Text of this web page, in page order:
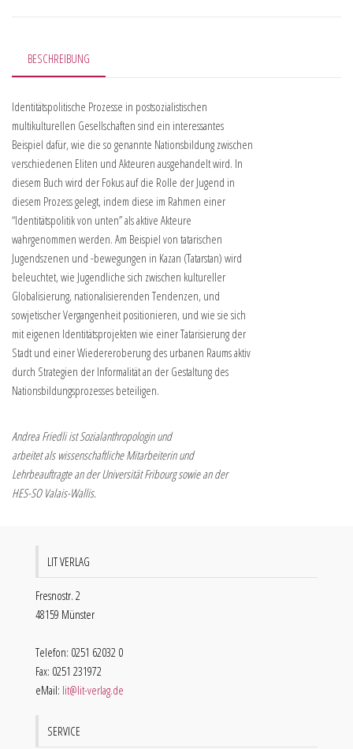
BESCHREIBUNG
Identitätspolitische Prozesse in postsozialistischen
multikulturellen Gesellschaften sind ein interessantes
Beispiel dafür, wie die so genannte Nationsbildung zwischen
verschiedenen Eliten und Akteuren ausgehandelt wird. In
diesem Buch wird der Fokus auf die Rolle der Jugend in
diesem Prozess gelegt, indem diese im Rahmen einer
“Identitätspolitik von unten” als aktive Akteure
wahrgenommen werden. Am Beispiel von tatarischen
Jugendszenen und -bewegungen in Kazan (Tatarstan) wird
beleuchtet, wie Jugendliche sich zwischen kultureller
Globalisierung, nationalisierenden Tendenzen, und
sowjetischer Vergangenheit positionieren, und wie sie sich
mit eigenen Identitätsprojekten wie einer Tatarisierung der
Stadt und einer Wiedereroberung des urbanen Raums aktiv
durch Strategien der Informalität an der Gestaltung des
Nationsbildungsprozesses beteiligen.
Andrea Friedli ist Sozialanthropologin und
arbeitet als wissenschaftliche Mitarbeiterin und
Lehrbeauftragte an der Universität Fribourg sowie an der
HES-SO Valais-Wallis.
LIT VERLAG
Fresnostr. 2
48159 Münster
Telefon: 0251 62032 0
Fax: 0251 231972
eMail: lit@lit-verlag.de
SERVICE